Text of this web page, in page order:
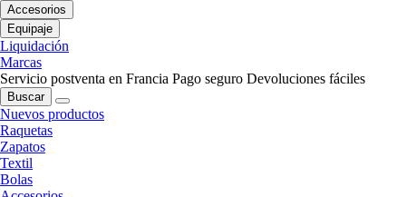
Accesorios
Equipaje
Liquidación
Marcas
Servicio postventa en Francia Pago seguro Devoluciones fáciles
Buscar
Nuevos productos
Raquetas
Zapatos
Textil
Bolas